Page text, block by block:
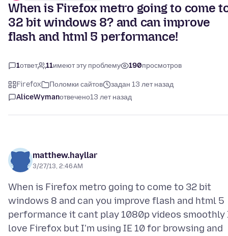
When is Firefox metro going to come
32 bit windows 8? and can improve
flash and html 5 performance!
1ответ 11имеют эту проблему 190просмотров
Firefox Поломки сайтов
задан 13 лет назад
AliceWymanотвечено13 лет назад
matthew.hayllar
3/27/13, 2:46 AM
When is Firefox metro going to come to 32 bit
windows 8 and can you improve flash and html 5
performance it cant play 1080p videos smoothly
love Firefox but I'm using IE 10 for browsing and